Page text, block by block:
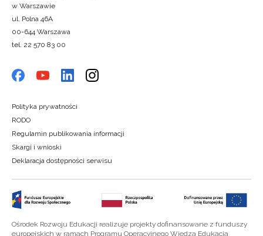
w Warszawie
ul. Polna 46A
00-644 Warszawa
tel. 22 570 83 00
Polityka prywatności
RODO
Regulamin publikowania informacji
Skargi i wnioski
Deklaracja dostępności serwisu
Ośrodek Rozwoju Edukacji realizuje projekty dofinansowane z funduszy
europejskich w ramach Programu Operacyjnego Wiedza Edukacja